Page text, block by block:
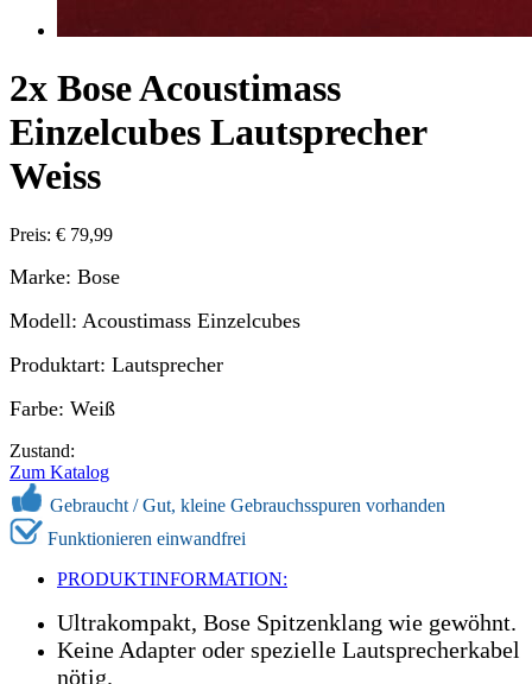
2x Bose Acoustimass
Einzelcubes Lautsprecher
Weiss
Preis: € 79,99
Marke: Bose
Modell: Acoustimass Einzelcubes
Produktart: Lautsprecher
Farbe: Weiß
Zustand:
Zum Katalog
Gebraucht /Gut, kleine Gebrauchsspuren vorhanden
Funktionieren einwandfrei
PRODUKTINFORMATION:
Ultrakompakt, Bose Spitzenklang wie gewöhnt.
Keine Adapter oder spezielle Lautsprecherkabel
nötig.